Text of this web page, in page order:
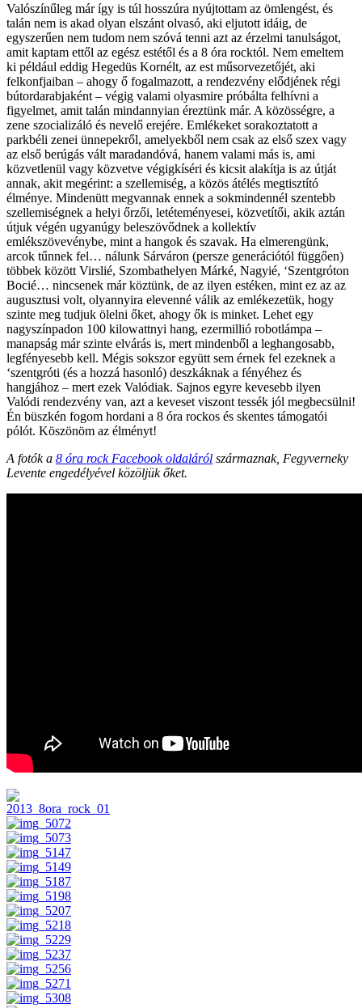
Valószínűleg már így is túl hosszúra nyújtottam az ömlengést, és
talán nem is akad olyan elszánt olvasó, aki eljutott idáig, de
egyszerűen nem tudom nem szóvá tenni azt az érzelmi tanulságot,
amit kaptam ettől az egész estétől és a 8 óra rocktól. Nem emeltem
ki például eddig Hegedüs Kornélt, az est műsorvezetőjét, aki
felkonfjaiban – ahogy ő fogalmazott, a rendezvény elődjének régi
bútordarabjaként – végig valami olyasmire próbálta felhívni a
figyelmet, amit talán mindannyian éreztünk már. A közösségre, a
zene szocializáló és nevelő erejére. Emlékeket sorakoztatott a
parkbéli zenei ünnepekről, amelyekből nem csak az első szex vagy
az első berúgás vált maradandóvá, hanem valami más is, ami
közvetlenül vagy közvetve végigkíséri és kicsit alakítja is az útját
annak, akit megérint: a szellemiség, a közös átélés megtisztító
élménye. Mindenütt megvannak ennek a sokmindennél szentebb
szellemiségnek a helyi őrzői, letéteményesei, közvetítői, akik aztán
útjuk végén ugyanúgy beleszövődnek a kollektív
emlékszövevénybe, mint a hangok és szavak. Ha elmerengünk,
arcok tűnnek fel… nálunk Sárváron (persze generációtól függően)
többek között Virslié, Szombathelyen Márké, Nagyié, ‘Szentgróton
Bocié… nincsenek már köztünk, de az ilyen estéken, mint ez az az
augusztusi volt, olyannyira elevenné válik az emlékezetük, hogy
szinte meg tudjuk ölelni őket, ahogy ők is minket. Lehet egy
nagyszínpadon 100 kilowattnyi hang, ezermillió robotlámpa –
manapság már szinte elvárás is, mert mindenből a leghangosabb,
legfényesebb kell. Mégis sokszor együtt sem érnek fel ezeknek a
‘szentgróti (és a hozzá hasonló) deszkáknak a fényéhez és
hangjához – mert ezek Valódiak. Sajnos egyre kevesebb ilyen
Valódi rendezvény van, azt a keveset viszont tessék jól megbecsülni!
Én büszkén fogom hordani a 8 óra rockos és skentes támogatói
pólót. Köszönöm az élményt!
A fotók a 8 óra rock Facebook oldaláról származnak, Fegyverneky
Levente engedélyével közöljük őket.